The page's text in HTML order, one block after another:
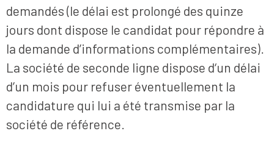
demandés (le délai est prolongé des quinze
jours dont dispose le candidat pour répondre à
la demande d’informations complémentaires).
La société de seconde ligne dispose d‘un délai
d’un mois pour refuser éventuellement la
candidature qui lui a été transmise par la
société de référence.